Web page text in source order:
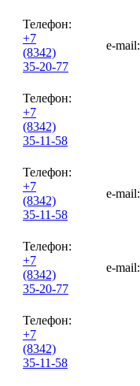
Телефон:
+7
(8342)
35-20-77
e-mail:
Телефон:
+7
(8342)
35-11-58
Телефон:
+7
(8342)
35-11-58
e-mail:
Телефон:
+7
(8342)
35-20-77
e-mail:
Телефон:
+7
(8342)
35-11-58